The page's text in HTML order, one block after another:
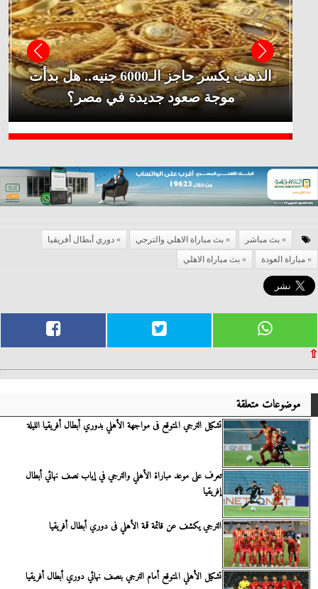
بث مباشر بث مباراة الاهلي والترجي
دوري أبطال أفريقيا
مباراة العودة
بث مباراة الاهلي
⇧
موضوعات متعلقة
تشكيل الترجي المتوقع فى مواجهة الأهلي بدوري أبطال أفريقيا الليلة
تعرف على موعد مباراة الأهلي والترجي في إياب نصف نهائي أبطال
إفريقيا
الترجي يكشف عن قائمة قمة الأهلي فى دوري أبطال أفريقيا
تشكيل الأهلي المتوقع أمام الترجي بنصف نهائي دوري أبطال أفريقيا